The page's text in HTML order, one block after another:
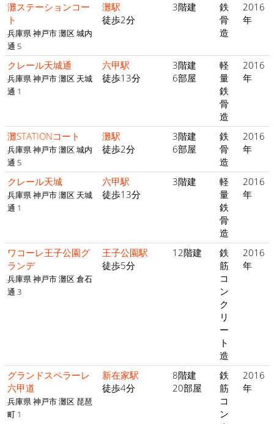
灘ステーションコー
ト
兵庫県 神戸市 灘区 城内
通 5
灘駅
徒歩2分
3階建
鉄
骨
造
2016
年
クレール天城通
兵庫県 神戸市 灘区 天城
通 1
六甲駅
徒歩13分
3階建
6部屋
軽
量
鉄
骨
造
2016
年
灘STATIONコート
兵庫県 神戸市 灘区 城内
通 5
灘駅
徒歩2分
3階建
6部屋
鉄
骨
造
2016
年
クレール天城
兵庫県 神戸市 灘区 天城
通 1
六甲駅
徒歩13分
3階建
軽
量
鉄
骨
造
2016
年
ワコーレ王子公園グ
ランデ
兵庫県 神戸市 灘区 倉石
通 3
王子公園駅
徒歩5分
12階建
鉄
筋
コ
ン
ク
リ
ー
ト
造
2016
年
グランドスペラーレ
六甲道
兵庫県 神戸市 灘区 琵琶
町 1
新在家駅
徒歩4分
8階建
20部屋
鉄
筋
コ
ン
2016
年